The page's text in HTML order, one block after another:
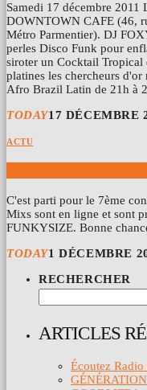
Samedi 17 décembre 2011
DOWNTOWN CAFE (46,
Métro Parmentier). DJ
perles Disco Funk pour
siroter un Cocktail Tropical
platines les chercheurs
Afro Brazil Latin de 21h à
TODAY17 DÉCEMBRE
ACTU
CONCOURS DE MIX
C'est parti pour le 7ème
Mixs sont en ligne et sont
FUNKYSIZE. Bonne
TODAY1 DÉCEMBRE
RECHERCHER
ARTICLES
Écoutez